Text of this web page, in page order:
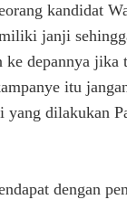
kandidat
janji
ke depannya
itu
yang dilakukan
dengan